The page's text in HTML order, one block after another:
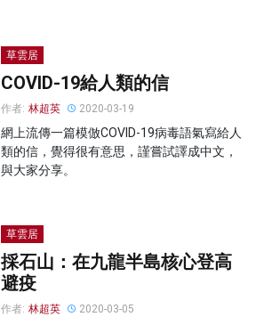
草雲居
COVID-19給人類的信
作者: 林超英 2020-03-19
網上流傳一篇模倣COVID-19病毒語氣寫給人
類的信，覺得很有意思，謹嘗試譯成中文，
與大家分享。
草雲居
採石山：在九龍半島核心登高
避疫
作者: 林超英 2020-03-05